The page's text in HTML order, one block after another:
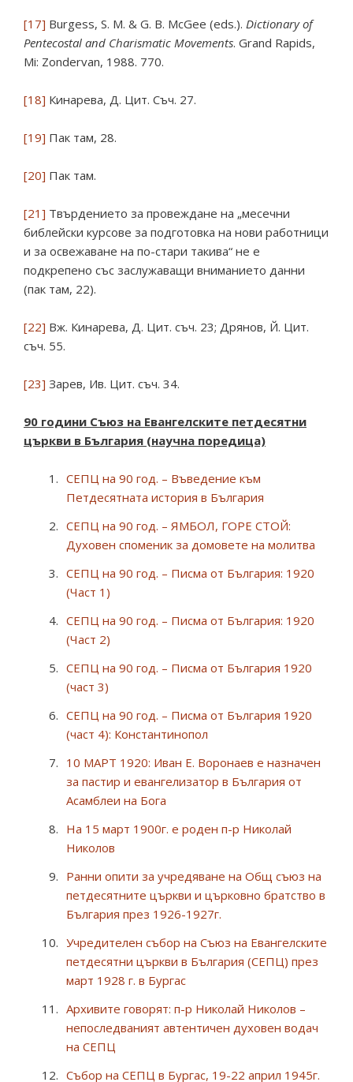
[17] Burgess, S. M. & G. B. McGee (eds.). Dictionary of
Pentecostal and Charismatic Movements. Grand Rapids,
Mi: Zondervan, 1988. 770.
[18] Кинарева, Д. Цит. Съч. 27.
[19] Пак там, 28.
[20] Пак там.
[21] Твърдението за провеждане на „месечни
библейски курсове за подготовка на нови работници
и за освежаване на по-стари такива“ не е
подкрепено със заслужаващи вниманието данни
(пак там, 22).
[22] Вж. Кинарева, Д. Цит. съч. 23; Дрянов, Й. Цит.
съч. 55.
[23] Зарев, Ив. Цит. съч. 34.
90 години Съюз на Евангелските петдесятни
църкви в България (научна поредица)
СЕПЦ на 90 год. – Въведение към
Петдесятната история в България
СЕПЦ на 90 год. – ЯМБОЛ, ГОРЕ СТОЙ:
Духовен споменик за домовете на молитва
СЕПЦ на 90 год. – Писма от България: 1920
(Част 1)
СЕПЦ на 90 год. – Писма от България: 1920
(Част 2)
СЕПЦ на 90 год. – Писма от България 1920
(част 3)
СЕПЦ на 90 год. – Писма от България 1920
(част 4): Константинопол
10 МАРТ 1920: Иван Е. Воронаев е назначен
за пастир и евангелизатор в България от
Асамблеи на Бога
На 15 март 1900г. е роден п-р Николай
Николов
Ранни опити за учредяване на Общ съюз на
петдесятните църкви и църковно братство в
България през 1926-1927г.
Учредителен събор на Съюз на Евангелските
петдесятни църкви в България (СЕПЦ) през
март 1928 г. в Бургас
Архивите говорят: п-р Николай Николов –
непоследваният автентичен духовен водач
на СЕПЦ
Събор на СЕПЦ в Бургас, 19-22 април 1945г.